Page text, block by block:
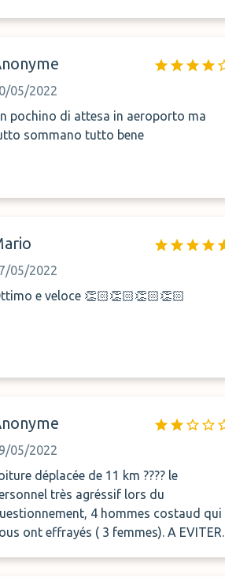
05/2022
pochino di attesa in aeroporto ma
sommano tutto bene
05/2022
e veloce 👏🏻👏🏻👏🏻👏🏻
05/2022
déplacée de 11 km ???? le
très agréssif lors du
4 hommes costaud qui
ont effrayés ( 3 femmes). A EVITER.